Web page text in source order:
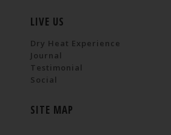
LIVE US
Dry Heat Experience
Journal
Testimonial
Social
SITE MAP